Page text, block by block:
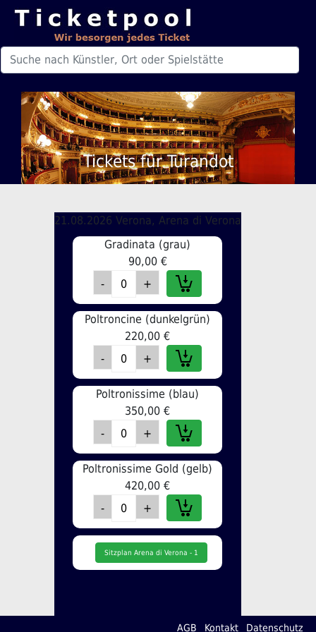
Tickets für Turandot
21.08.2026 Verona, Arena di Verona
Gradinata (grau)
90,00 €
Poltroncine (dunkelgrün)
220,00 €
Poltronissime (blau)
350,00 €
Poltronissime Gold (gelb)
420,00 €
Sitzplan Arena di Verona - 1
AGB Kontakt Datenschutz